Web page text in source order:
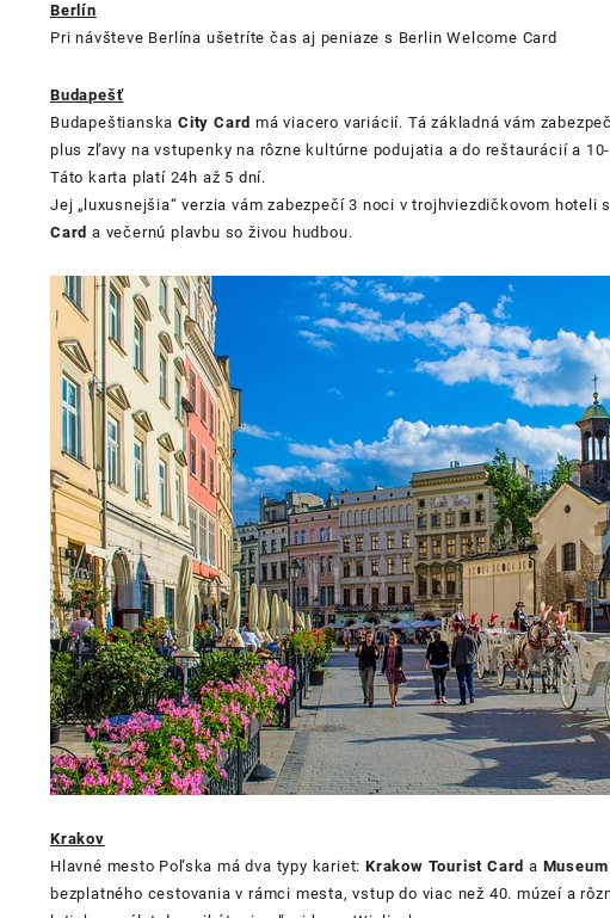
Berlín
Pri návšteve Berlína ušetríte čas aj peniaze s Berlin Welcome Card
Budapešť
Budapeštianska City Card má viacero variácií. Tá základná vám
plus zľavy na vstupenky na rôzne kultúrne podujatia a do reštaurácií a
Táto karta platí 24h až 5 dní.
Jej „luxusnejšia“ verzia vám zabezpečí 3 noci v trojhviezdičkovom
Card a večernú plavbu so živou hudbou.
Krakov
Hlavné mesto Poľska má dva typy kariet: Krakow Tourist Card a
bezplatného cestovania v rámci mesta, vstup do viac než 40. múzeí a